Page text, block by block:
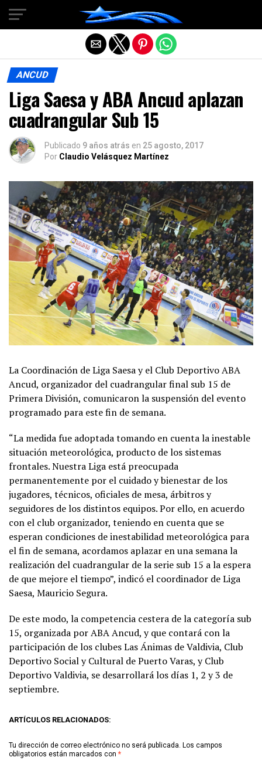
ANCUD
Liga Saesa y ABA Ancud aplazan
cuadrangular Sub 15
Publicado 9 años atrás en 25 agosto, 2017
Por Claudio Velásquez Martínez
La Coordinación de Liga Saesa y el Club Deportivo ABA
Ancud, organizador del cuadrangular final sub 15 de
Primera División, comunicaron la suspensión del evento
programado para este fin de semana.
“La medida fue adoptada tomando en cuenta la inestable
situación meteorológica, producto de los sistemas
frontales. Nuestra Liga está preocupada
permanentemente por el cuidado y bienestar de los
jugadores, técnicos, oficiales de mesa, árbitros y
seguidores de los distintos equipos. Por ello, en acuerdo
con el club organizador, teniendo en cuenta que se
esperan condiciones de inestabilidad meteorológica para
el fin de semana, acordamos aplazar en una semana la
realización del cuadrangular de la serie sub 15 a la espera
de que mejore el tiempo”, indicó el coordinador de Liga
Saesa, Mauricio Segura.
De este modo, la competencia cestera de la categoría sub
15, organizada por ABA Ancud, y que contará con la
participación de los clubes Las Ánimas de Valdivia, Club
Deportivo Social y Cultural de Puerto Varas, y Club
Deportivo Valdivia, se desarrollará los días 1, 2 y 3 de
septiembre.
ARTÍCULOS RELACIONADOS:
Tu dirección de correo electrónico no será publicada. Los campos
obligatorios están marcados con *
Salir de la versión móvil